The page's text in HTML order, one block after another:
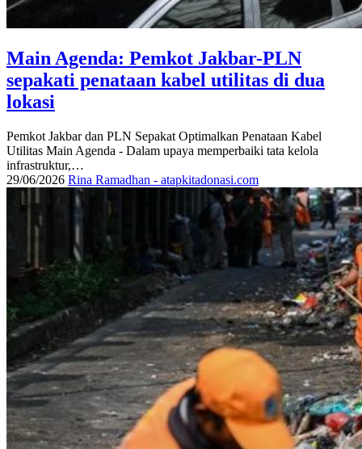
Main Agenda: Pemkot Jakbar-PLN
sepakati penataan kabel utilitas di dua
lokasi
Pemkot Jakbar dan PLN Sepakat Optimalkan Penataan Kabel
Utilitas Main Agenda - Dalam upaya memperbaiki tata kelola
infrastruktur,…
29/06/2026 Rina Ramadhan - atapkitadonasi.com